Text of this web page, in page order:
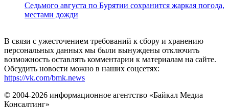
Седьмого августа по Бурятии сохранится жаркая погода,
местами дожди
В связи с ужесточением требований к сбору и хранению
персональных данных мы были вынуждены отключить
возможность оставлять комментарии к материалам на сайте.
Обсудить новости можно в наших соцсетях:
https://vk.com/bmk.news
© 2004-2026 информационное агентство «Байкал Медиа
Консалтинг»